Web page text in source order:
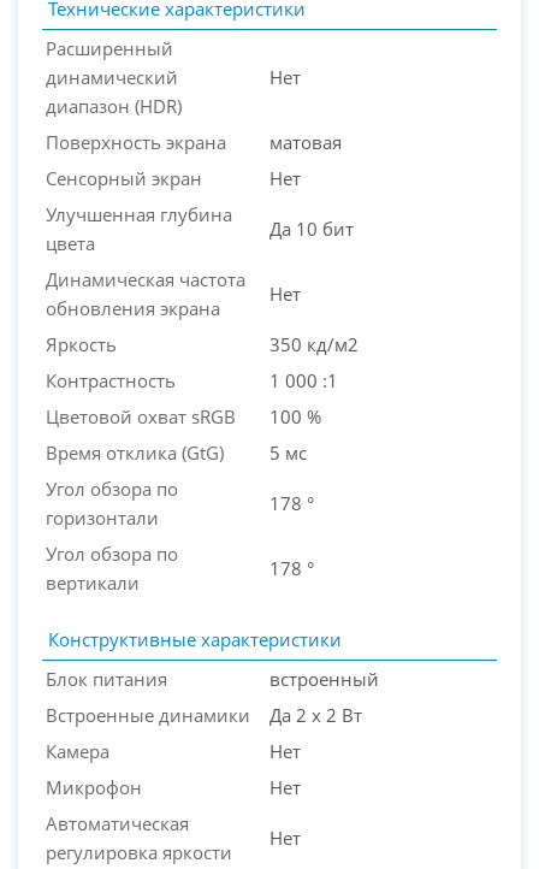
Технические характеристики
Расширенный
динамический
диапазон (HDR)
Нет
Поверхность экрана
матовая
Сенсорный экран
Нет
Улучшенная глубина
цвета
Да 10 бит
Динамическая частота
обновления экрана
Нет
Яркость
350 кд/м2
Контрастность
1 000 :1
Цветовой охват sRGB
100 %
Время отклика (GtG)
5 мс
Угол обзора по
горизонтали
178 °
Угол обзора по
вертикали
178 °
Конструктивные характеристики
Блок питания
встроенный
Встроенные динамики
Да 2 х 2 Вт
Камера
Нет
Микрофон
Нет
Автоматическая
регулировка яркости
Нет